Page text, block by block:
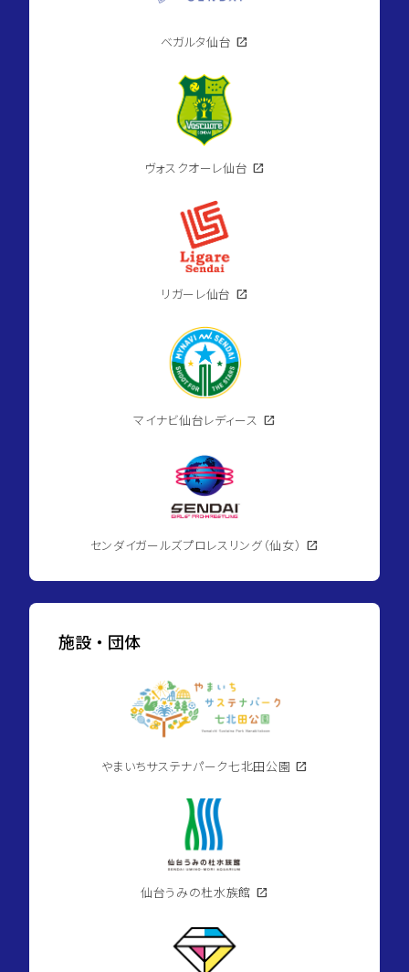
ベガルタ仙台 open_in_new
ヴォスクオーレ仙台 open_in_new
リガーレ仙台 open_in_new
マイナビ仙台レディース open_in_new
センダイガールズプロレスリング（仙女） open_in_new
施設・団体
やまいちサステナパーク七北田公園 open_in_new
仙台うみの杜水族館 open_in_new